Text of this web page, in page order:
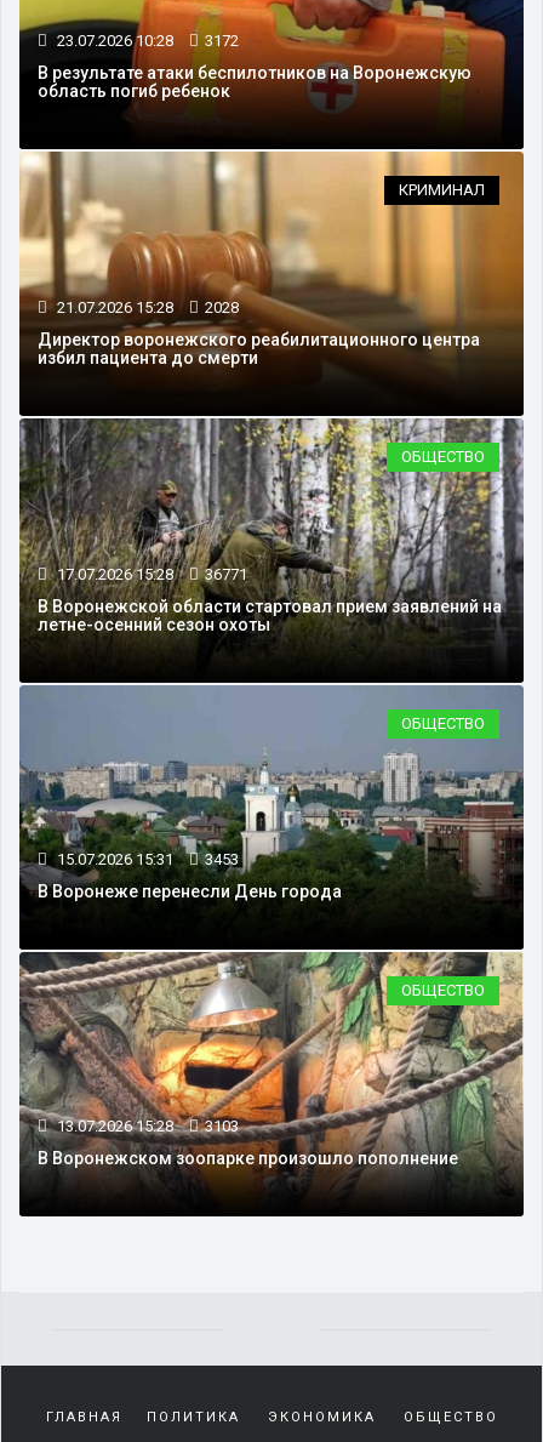
23.07.2026 10:28 3172
В результате атаки беспилотников на Воронежскую
область погиб ребенок
КРИМИНАЛ
21.07.2026 15:28 2028
Директор воронежского реабилитационного центра
избил пациента до смерти
ОБЩЕСТВО
17.07.2026 15:28 36771
В Воронежской области стартовал прием заявлений на
летне-осенний сезон охоты
ОБЩЕСТВО
15.07.2026 15:31 3453
В Воронеже перенесли День города
ОБЩЕСТВО
13.07.2026 15:28 3103
В Воронежском зоопарке произошло пополнение
sürekli
ГЛАВНАЯ ПОЛИТИКА ЭКОНОМИКА ОБЩЕСТВО